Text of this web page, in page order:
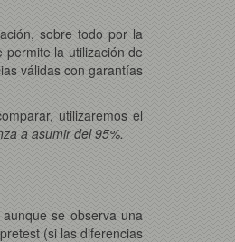
sobre todo por la
la utilización de
válidas con garantías
utilizaremos el
a asumir del 95%.
se observa una
(si las diferencias